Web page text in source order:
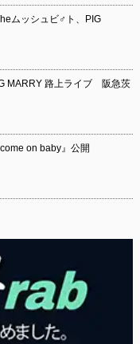
ムッシュビ♂ト、PIG
MARRY 路上ライブ 阪急茨
on baby』公開